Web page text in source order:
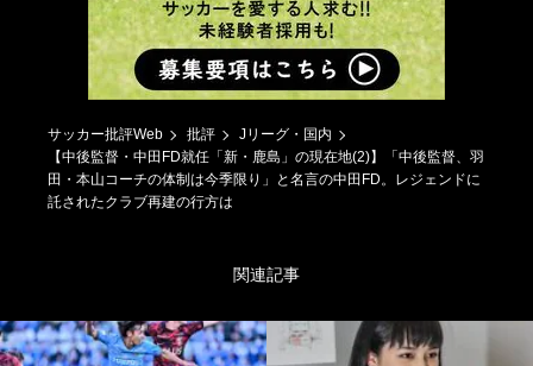
サッカー批評Web 批評
Jリーグ・国内
【中後監督・中田FD就任「新・鹿島」の現在地(2)】「中後監督、羽
田・本山コーチの体制は今季限り」と名言の中田FD。レジェンドに
託されたクラブ再建の行方は
関連記事